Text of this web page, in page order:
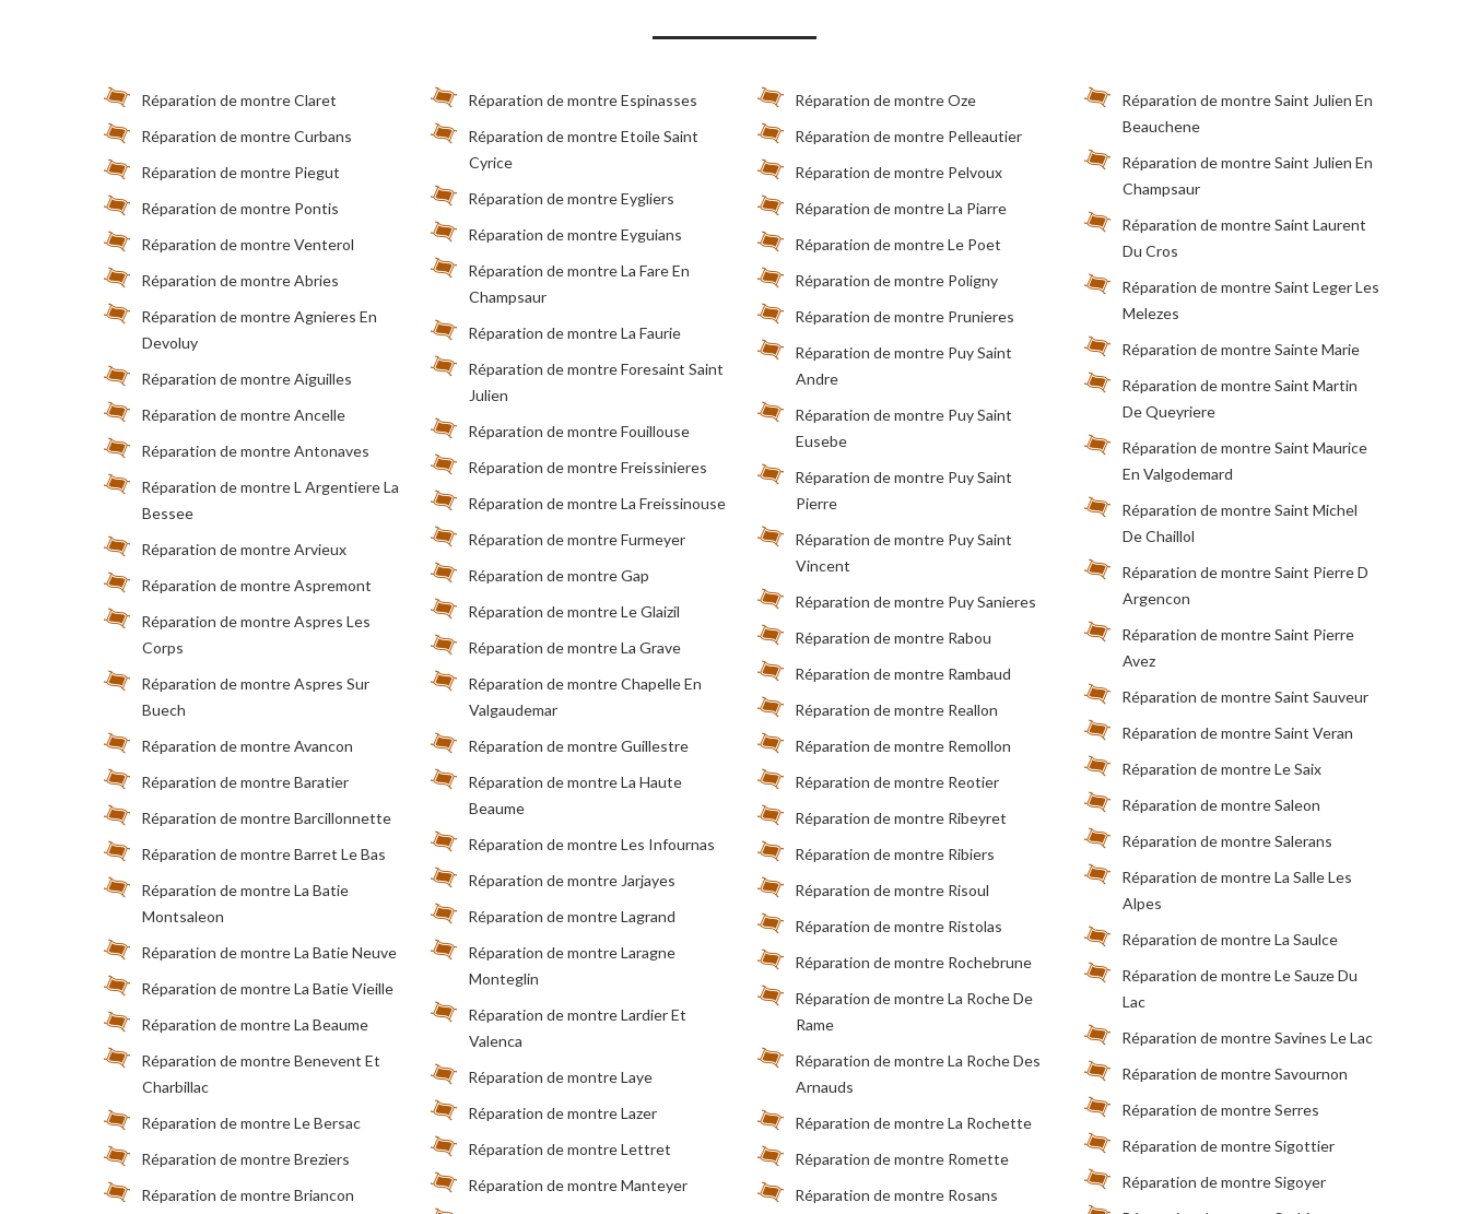
Réparation de montre Claret
Réparation de montre Curbans
Réparation de montre Piegut
Réparation de montre Pontis
Réparation de montre Venterol
Réparation de montre Abries
Réparation de montre Agnieres En
Devoluy
Réparation de montre Aiguilles
Réparation de montre Ancelle
Réparation de montre Antonaves
Réparation de montre L Argentiere La
Bessee
Réparation de montre Arvieux
Réparation de montre Aspremont
Réparation de montre Aspres Les
Corps
Réparation de montre Aspres Sur
Buech
Réparation de montre Avancon
Réparation de montre Baratier
Réparation de montre Barcillonnette
Réparation de montre Barret Le Bas
Réparation de montre La Batie
Montsaleon
Réparation de montre La Batie Neuve
Réparation de montre La Batie Vieille
Réparation de montre La Beaume
Réparation de montre Benevent Et
Charbillac
Réparation de montre Le Bersac
Réparation de montre Breziers
Réparation de montre Briancon
Réparation de montre Espinasses
Réparation de montre Etoile Saint
Cyrice
Réparation de montre Eygliers
Réparation de montre Eyguians
Réparation de montre La Fare En
Champsaur
Réparation de montre La Faurie
Réparation de montre Foresaint Saint
Julien
Réparation de montre Fouillouse
Réparation de montre Freissinieres
Réparation de montre La Freissinouse
Réparation de montre Furmeyer
Réparation de montre Gap
Réparation de montre Le Glaizil
Réparation de montre La Grave
Réparation de montre Chapelle En
Valgaudemar
Réparation de montre Guillestre
Réparation de montre La Haute
Beaume
Réparation de montre Les Infournas
Réparation de montre Jarjayes
Réparation de montre Lagrand
Réparation de montre Laragne
Monteglin
Réparation de montre Lardier Et
Valenca
Réparation de montre Laye
Réparation de montre Lazer
Réparation de montre Lettret
Réparation de montre Manteyer
Réparation de montre Oze
Réparation de montre Pelleautier
Réparation de montre Pelvoux
Réparation de montre La Piarre
Réparation de montre Le Poet
Réparation de montre Poligny
Réparation de montre Prunieres
Réparation de montre Puy Saint
Andre
Réparation de montre Puy Saint
Eusebe
Réparation de montre Puy Saint
Pierre
Réparation de montre Puy Saint
Vincent
Réparation de montre Puy Sanieres
Réparation de montre Rabou
Réparation de montre Rambaud
Réparation de montre Reallon
Réparation de montre Remollon
Réparation de montre Reotier
Réparation de montre Ribeyret
Réparation de montre Ribiers
Réparation de montre Risoul
Réparation de montre Ristolas
Réparation de montre Rochebrune
Réparation de montre La Roche De
Rame
Réparation de montre La Roche Des
Arnauds
Réparation de montre La Rochette
Réparation de montre Romette
Réparation de montre Rosans
Réparation de montre Saint Julien En
Beauchene
Réparation de montre Saint Julien En
Champsaur
Réparation de montre Saint Laurent
Du Cros
Réparation de montre Saint Leger Les
Melezes
Réparation de montre Sainte Marie
Réparation de montre Saint Martin
De Queyriere
Réparation de montre Saint Maurice
En Valgodemard
Réparation de montre Saint Michel
De Chaillol
Réparation de montre Saint Pierre D
Argencon
Réparation de montre Saint Pierre
Avez
Réparation de montre Saint Sauveur
Réparation de montre Saint Veran
Réparation de montre Le Saix
Réparation de montre Saleon
Réparation de montre Salerans
Réparation de montre La Salle Les
Alpes
Réparation de montre La Saulce
Réparation de montre Le Sauze Du
Lac
Réparation de montre Savines Le Lac
Réparation de montre Savournon
Réparation de montre Serres
Réparation de montre Sigottier
Réparation de montre Sigoyer